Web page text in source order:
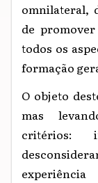
omnilateral,
de
todos os
formação
O objeto
mas
critérios: